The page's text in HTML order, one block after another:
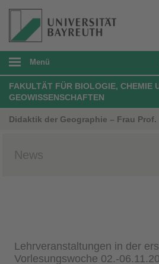
Menü
FAKULTÄT FÜR BIOLOGIE, CHEMIE
GEOWISSENSCHAFTEN
Didaktik der Geographie – Frau
News
Lehrveranstaltungen in der
Vorlesungswoche 02.-